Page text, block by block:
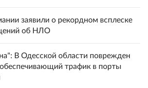
заявили о рекордном всплеске
об НЛО
В Одесской области поврежден
трафик в порты